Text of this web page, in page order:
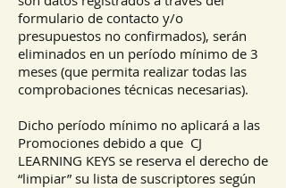
formulario de contacto y/o
presupuestos no confirmados), serán
eliminados en un período mínimo de 3
meses (que permita realizar todas las
comprobaciones técnicas necesarias).
Dicho período mínimo no aplicará a las
Promociones debido a que CJ
LEARNING KEYS se reserva el derecho de
“limpiar” su lista de suscriptores según